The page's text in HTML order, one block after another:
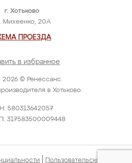
2026 © Ренессанс.
в Хотьково.
580313642057
317583500009448
г. Хотьково
Михеенко, 20А
ПРОЕЗДА
в избранное
Пользовательское